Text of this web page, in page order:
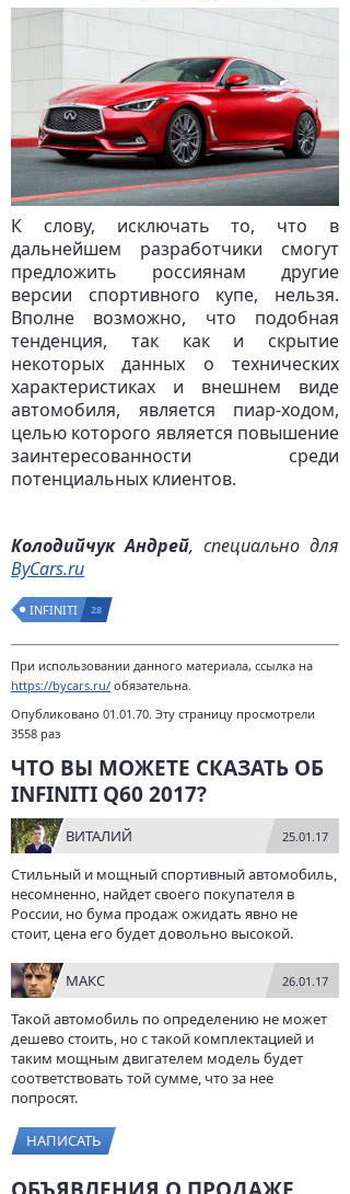
К слову, исключать то, что в
дальнейшем разработчики смогут
предложить россиянам другие
версии спортивного купе, нельзя.
Вполне возможно, что подобная
тенденция, так как и скрытие
некоторых данных о технических
характеристиках и внешнем виде
автомобиля, является пиар-ходом,
целью которого является повышение
заинтересованности среди
потенциальных клиентов.
Колодийчук Андрей, специально для
ByCars.ru
INFINITI 28
При использовании данного материала, ссылка на
https://bycars.ru/ обязательна.
Опубликовано 01.01.70. Эту страницу просмотрели
3558 раз
ЧТО ВЫ МОЖЕТЕ СКАЗАТЬ ОБ
INFINITI Q60 2017?
ВИТАЛИЙ 25.01.17
Стильный и мощный спортивный автомобиль,
несомненно, найдет своего покупателя в
России, но бума продаж ожидать явно не
стоит, цена его будет довольно высокой.
МАКС 26.01.17
Такой автомобиль по определению не может
дешево стоить, но с такой комплектацией и
таким мощным двигателем модель будет
соответствовать той сумме, что за нее
попросят.
НАПИСАТЬ